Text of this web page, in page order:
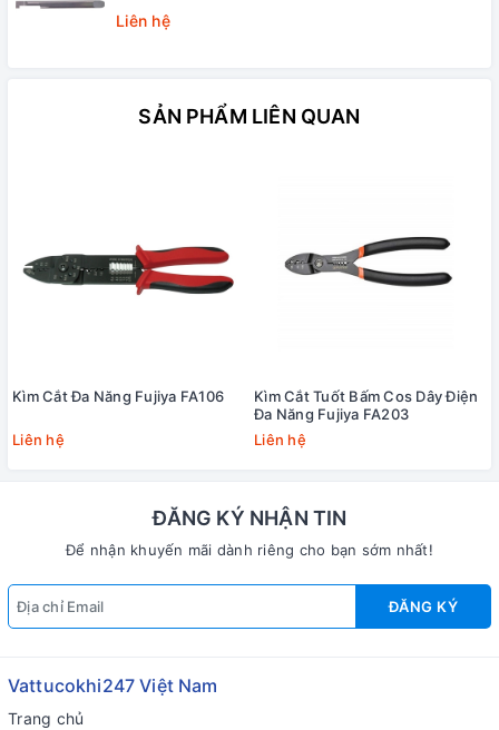
Liên hệ
SẢN PHẨM LIÊN QUAN
Kìm Cắt Đa Năng Fujiya FA106
Liên hệ
Kìm Cắt Tuốt Bấm Cos Dây Điện
Đa Năng Fujiya FA203
Liên hệ
ĐĂNG KÝ NHẬN TIN
Để nhận khuyến mãi dành riêng cho bạn sớm nhất!
ĐĂNG KÝ
Vattucokhi247 Việt Nam
Trang chủ